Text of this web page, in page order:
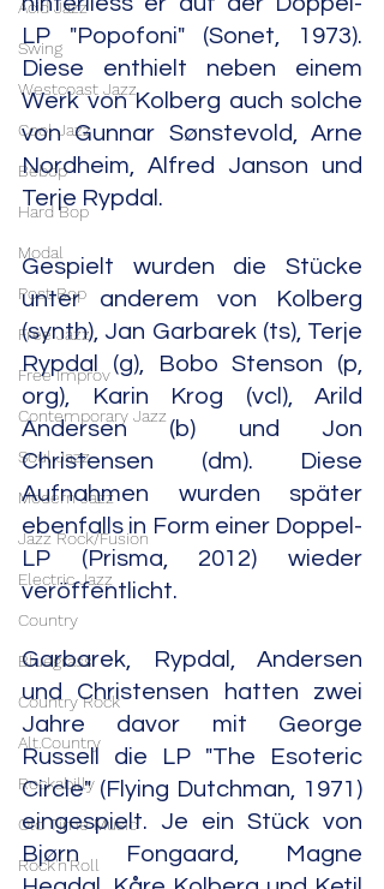
Acid Jazz
Swing
Westcoast Jazz
Cool Jazz
Bebop
Hard Bop
Modal
Post Bop
Free Jazz
Free Improv
Contemporary Jazz
Soul Jazz
Modern Jazz
Jazz Rock/Fusion
Electric Jazz
Country
Bluegrass
Country Rock
Alt.Country
Rockabilly
Old Time Music
Rock'n'Roll
LP "Popofoni" (Sonet, 1973).
Diese enthielt neben einem
Werk von Kolberg auch solche
von Gunnar Sønstevold, Arne
Nordheim, Alfred Janson und
Terje Rypdal.
Gespielt wurden die Stücke
unter anderem von Kolberg
(synth), Jan Garbarek (ts), Terje
Rypdal (g), Bobo Stenson (p,
org), Karin Krog (vcl), Arild
Andersen (b) und Jon
Christensen (dm). Diese
Aufnahmen wurden später
ebenfalls in Form einer Doppel-
LP (Prisma, 2012) wieder
veröffentlicht.
Garbarek, Rypdal, Andersen
und Christensen hatten zwei
Jahre davor mit George
Russell die LP "The Esoteric
Circle" (Flying Dutchman, 1971)
eingespielt. Je ein Stück von
Bjørn Fongaard, Magne